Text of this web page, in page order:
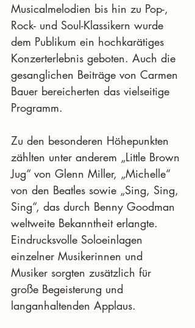
Musicalmelodien bis hin zu Pop-,
Rock- und Soul-Klassikern wurde
dem Publikum ein hochkarätiges
Konzerterlebnis geboten. Auch die
gesanglichen Beiträge von Carmen
Bauer bereicherten das vielseitige
Programm.
Zu den besonderen Höhepunkten
zählten unter anderem „Little Brown
Jug“ von Glenn Miller, „Michelle“
von den Beatles sowie „Sing, Sing,
Sing“, das durch Benny Goodman
weltweite Bekanntheit erlangte.
Eindrucksvolle Soloeinlagen
einzelner Musikerinnen und
Musiker sorgten zusätzlich für
große Begeisterung und
langanhaltenden Applaus.